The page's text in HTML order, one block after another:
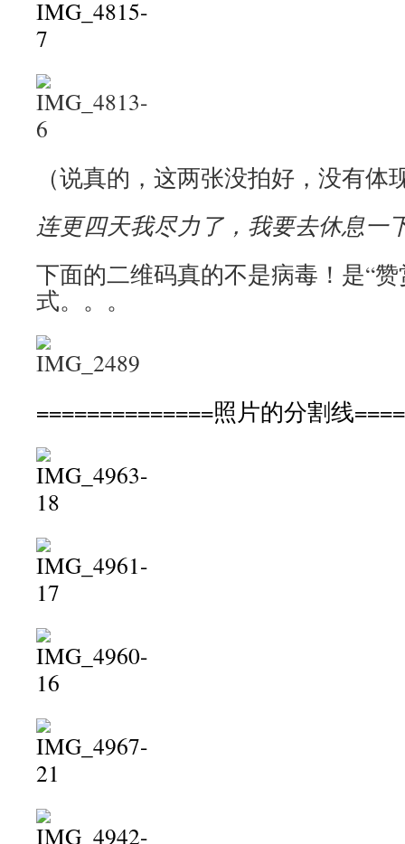
（说真的，这两张没拍好，没有
连更四天我尽力了，我要去休息一
下面的二维码真的不是病毒！是“
式。。。
==============照片的分割线